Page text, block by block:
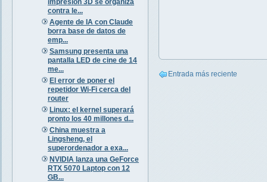
contra le...
Agente de IA con Claude
borra base de datos de
emp...
Samsung presenta una
pantalla LED de cine de 14
me...
El error de poner el
repetidor Wi-Fi cerca del
router
Linux: el kernel superará
pronto los 40 millones d...
China muestra a
Lingsheng, el
superordenador a exa...
NVIDIA lanza una GeForce
RTX 5070 Laptop con 12
GB...
Entrada más reciente